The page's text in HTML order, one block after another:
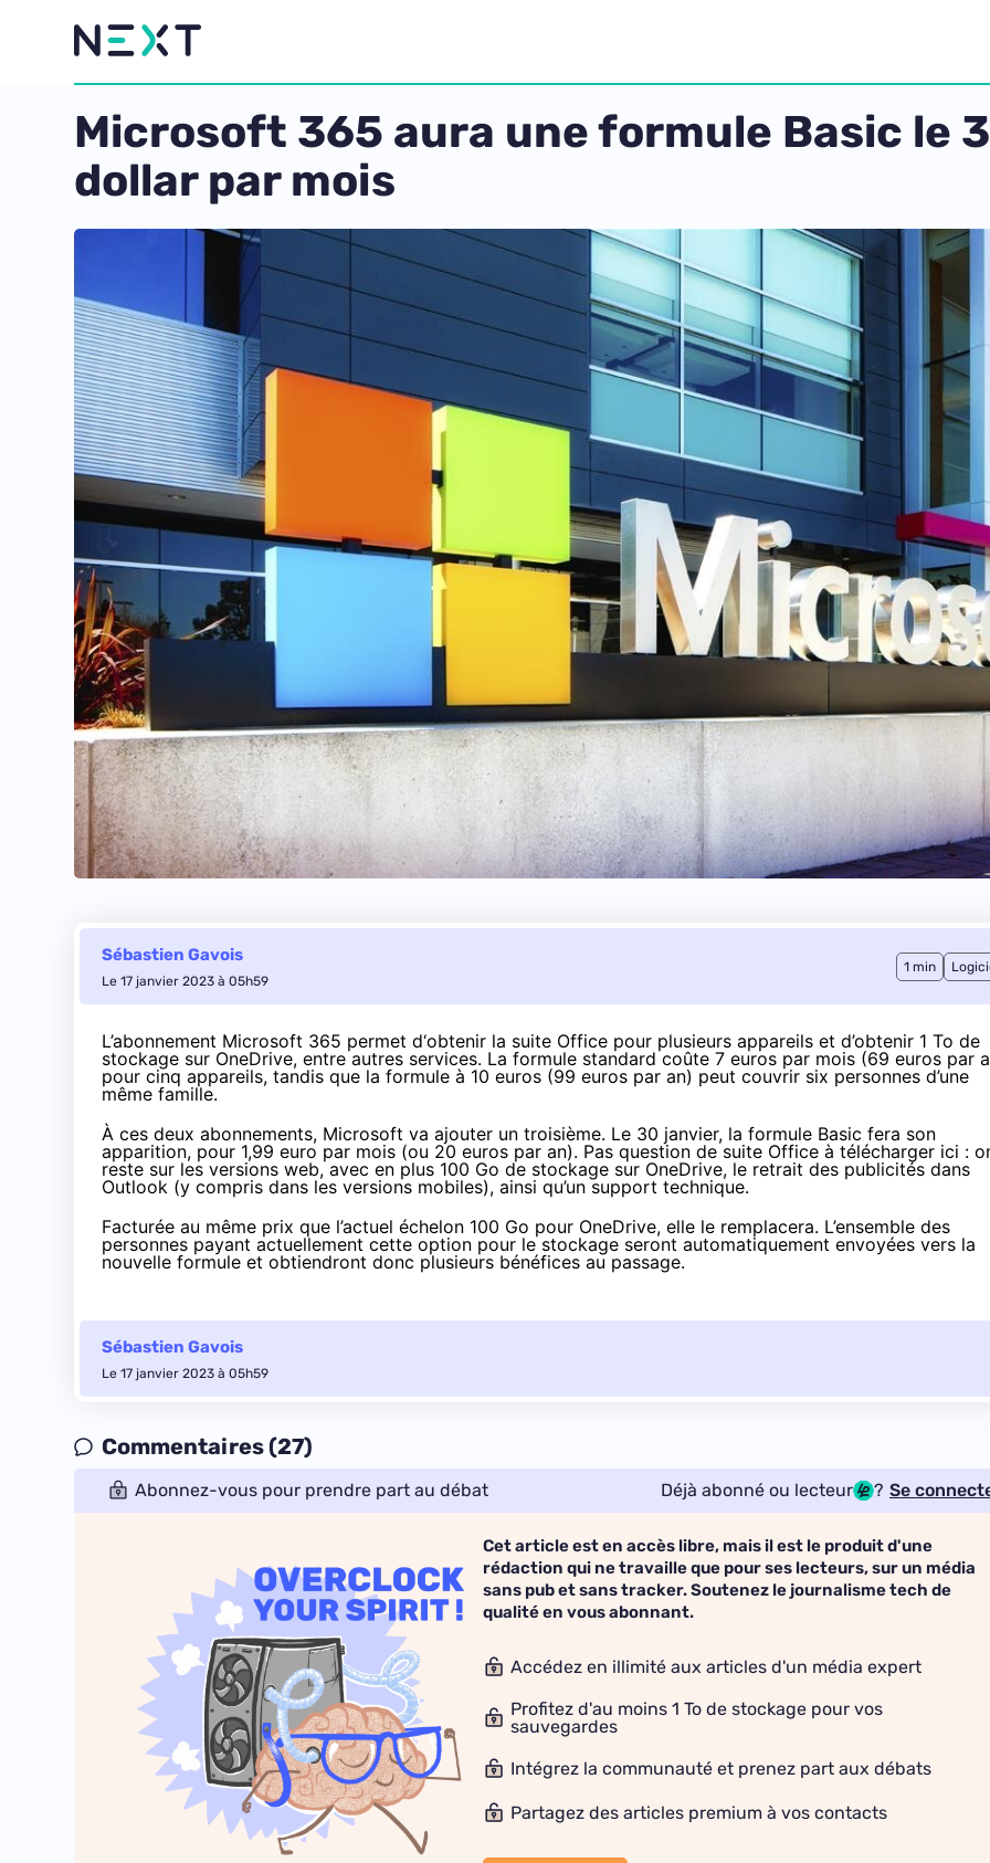
Microsoft 365 aura une formule Basic le
dollar par mois
Sébastien Gavois
Le 17 janvier 2023 à 05h59
1 min
L’abonnement Microsoft 365 permet d‘obtenir la suite Office pour plusieurs appareils et d’obtenir 1 To de
stockage sur OneDrive, entre autres services. La formule standard coûte 7 euros par mois (69 euros par
pour cinq appareils, tandis que la formule à 10 euros (99 euros par an) peut couvrir six personnes d’une
même famille.
À ces deux abonnements, Microsoft va ajouter un troisième. Le 30 janvier, la formule Basic fera son
apparition, pour 1,99 euro par mois (ou 20 euros par an). Pas question de suite Office à télécharger ici :
reste sur les versions web, avec en plus 100 Go de stockage sur OneDrive, le retrait des publicités dans
Outlook (y compris dans les versions mobiles), ainsi qu’un support technique.
Facturée au même prix que l’actuel échelon 100 Go pour OneDrive, elle le remplacera. L’ensemble des
personnes payant actuellement cette option pour le stockage seront automatiquement envoyées vers la
nouvelle formule et obtiendront donc plusieurs bénéfices au passage.
Sébastien Gavois
Le 17 janvier 2023 à 05h59
Commentaires (27)
Abonnez-vous pour prendre part au débat Déjà abonné ou lecteur ? Se
Cet article est en accès libre, mais il est le produit d'une
rédaction qui ne travaille que pour ses lecteurs, sur un média
sans pub et sans tracker. Soutenez le journalisme tech de
qualité en vous abonnant.
Accédez en illimité aux articles d'un média expert
Profitez d'au moins 1 To de stockage pour vos
sauvegardes
Intégrez la communauté et prenez part aux débats
Partagez des articles premium à vos contacts